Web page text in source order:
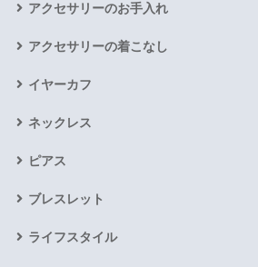
アクセサリーのお手入れ
アクセサリーの着こなし
イヤーカフ
ネックレス
ピアス
ブレスレット
ライフスタイル